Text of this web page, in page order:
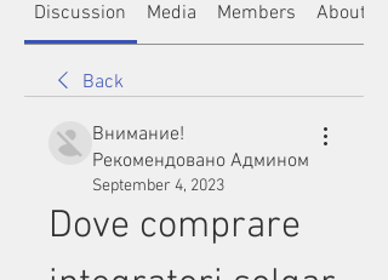
Discussion Media Members About
Back
Внимание!
Рекомендовано Админом
September 4, 2023
Dove comprare